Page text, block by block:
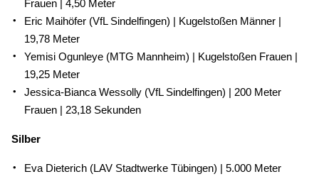
Frauen | 4,50 Meter
Eric Maihöfer (VfL Sindelfingen) | Kugelstoßen Männer |
19,78 Meter
Yemisi Ogunleye (MTG Mannheim) | Kugelstoßen Frauen |
19,25 Meter
Jessica-Bianca Wessolly (VfL Sindelfingen) | 200 Meter
Frauen | 23,18 Sekunden
Silber
Eva Dieterich (LAV Stadtwerke Tübingen) | 5.000 Meter